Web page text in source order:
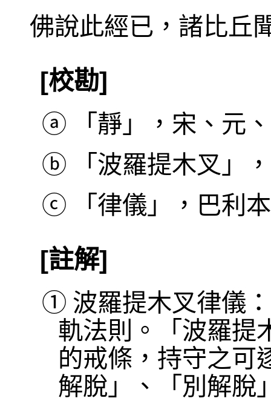
佛說此經已，諸比丘
[校勘]
ⓐ
「靜」，宋、元
ⓑ
「波羅提木叉」
ⓒ
「律儀」，巴利
[註解]
① 波羅提木叉律儀
軌法則。「波羅提
的戒條，持守之可
解脫」、「別解脫